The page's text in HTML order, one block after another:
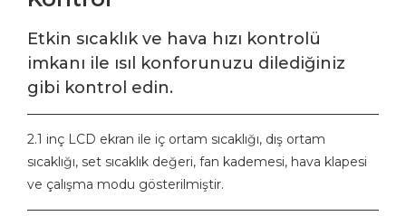
Etkin sıcaklık ve hava hızı kontrolü
imkanı ile ısıl konforunuzu dilediğiniz
gibi kontrol edin.
2.1 inç LCD ekran ile iç ortam sıcaklığı, dış ortam
sıcaklığı, set sıcaklık değeri, fan kademesi, hava klapesi
ve çalışma modu gösterilmiştir.